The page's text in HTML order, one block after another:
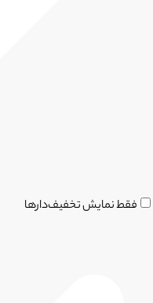
فقط نمایش تخفیف‌دارها